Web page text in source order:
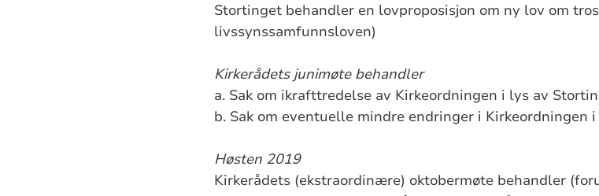
Stortinget behandler en lovproposisjon om ny lov om
livssynssamfunnsloven)
Kirkerådets junimøte behandler
a. Sak om ikrafttredelse av Kirkeordningen i lys av
b. Sak om eventuelle mindre endringer i Kirkeordningen
Høsten 2019
Kirkerådets (ekstraordinære) oktobermøte behandler